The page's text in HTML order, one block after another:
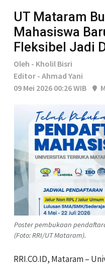
UT Mataram
Mahasiswa
Fleksibel Jadi
Oleh - Kholil Bisri
Editor - Ahmad Yani
09 Mei 2026 00:26 WIB
Poster pembukaan
(Foto: RRI/UT Mataram).
RRI.CO.ID, Mataram –